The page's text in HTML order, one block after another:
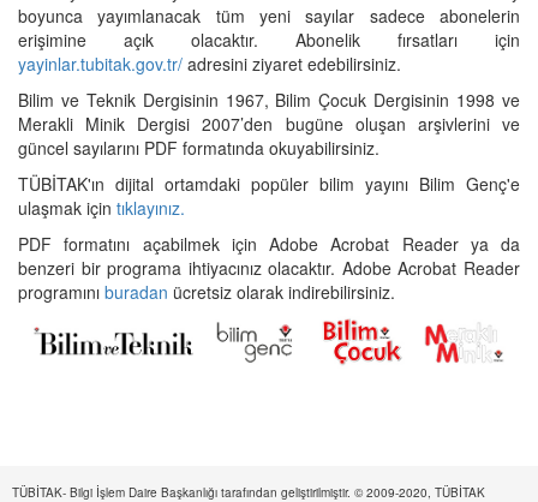
boyunca yayımlanacak tüm yeni sayılar sadece abonelerin
erişimine açık olacaktır. Abonelik fırsatları için
yayinlar.tubitak.gov.tr/ adresini ziyaret edebilirsiniz.
Bilim ve Teknik Dergisinin 1967, Bilim Çocuk Dergisinin 1998 ve
Merakli Minik Dergisi 2007’den bugüne oluşan arşivlerini ve
güncel sayılarını PDF formatında okuyabilirsiniz.
TÜBİTAK'ın dijital ortamdaki popüler bilim yayını Bilim Genç'e
ulaşmak için tıklayınız.
PDF formatını açabilmek için Adobe Acrobat Reader ya da
benzeri bir programa ihtiyacınız olacaktır. Adobe Acrobat Reader
programını buradan ücretsiz olarak indirebilirsiniz.
TÜBİTAK- Bilgi İşlem Daire Başkanlığı tarafından geliştirilmiştir. © 2009-2020, TÜBİTAK